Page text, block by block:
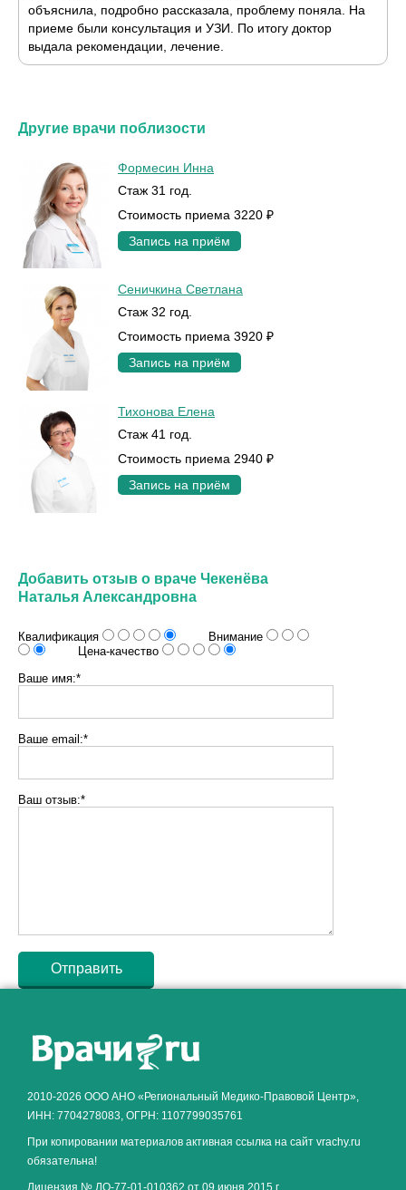
объяснила, подробно рассказала, проблему поняла. На
приеме были консультация и УЗИ. По итогу доктор
выдала рекомендации, лечение.
Другие врачи поблизости
Формесин Инна
Стаж 31 год.
Стоимость приема 3220 ₽
Запись на приём
Сеничкина Светлана
Стаж 32 год.
Стоимость приема 3920 ₽
Запись на приём
Тихонова Елена
Стаж 41 год.
Стоимость приема 2940 ₽
Запись на приём
Добавить отзыв о враче Чекенёва
Наталья Александровна
Квалификация
Внимание
Цена-качество
Ваше имя:*
Ваше email:*
Ваш отзыв:*
2010-2026 ООО АНО «Региональный Медико-Правовой Центр»,
ИНН: 7704278083, ОГРН: 1107799035761
При копировании материалов активная ссылка на сайт vrachy.ru
обязательна!
Лицензия № ЛО-77-01-010362 от 09 июня 2015 г.